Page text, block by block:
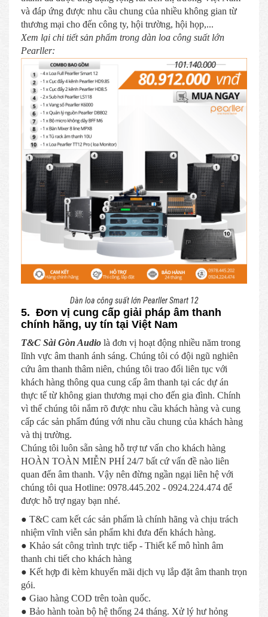
và đáp ứng được nhu cầu chung của nhiều không gian từ
thương mại cho đến công ty, hội trường, hội họp,...
Xem lại chi tiết sản phẩm trong dàn loa công suất lớn
Pearller:
Dàn loa công suất lớn Pearller Smart 12
5. Đơn vị cung cấp giải pháp âm thanh
chính hãng, uy tín tại Việt Nam
T&C Sài Gòn Audio là đơn vị hoạt động nhiều năm trong
lĩnh vực âm thanh ánh sáng. Chúng tôi có đội ngũ nghiên
cứu âm thanh thâm niên, chúng tôi trao đổi liên tục với
khách hàng thông qua cung cấp âm thanh tại các dự án
thực tế từ không gian thương mại cho đến gia đình. Chính
vì thế chúng tôi nắm rõ được nhu cầu khách hàng và cung
cấp các sản phẩm đúng với nhu cầu chung của khách hàng
và thị trường.
Chúng tôi luôn sẵn sàng hỗ trợ tư vấn cho khách hàng
HOÀN TOÀN MIỄN PHÍ 24/7 bất cứ vấn đề nào liên
quan đến âm thanh. Vậy nên đừng ngần ngại liên hệ với
chúng tôi qua Hotline: 0978.445.202 - 0924.224.474 để
được hỗ trợ ngay bạn nhé.
● T&C cam kết các sản phẩm là chính hãng và chịu trách
nhiệm vĩnh viễn sản phẩm khi đưa đến khách hàng.
● Khảo sát công trình trực tiếp - Thiết kế mô hình âm
thanh chi tiết cho khách hàng
● Kết hợp đi kèm khuyến mãi dịch vụ lắp đặt âm thanh trọn
gói.
● Giao hàng COD trên toàn quốc.
● Bảo hành toàn bộ hệ thống 24 tháng. Xử lý hư hỏng